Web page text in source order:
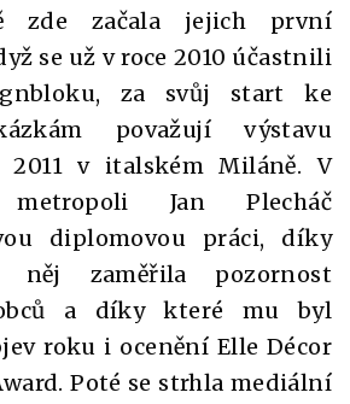
zde začala jejich první
se už v roce 2010 účastnili
za svůj start ke
považují výstavu
2011 v italském Miláně. V
metropoli Jan Plecháč
diplomovou práci, díky
zaměřila pozornost
a díky které mu byl
roku i ocenění Elle Décor
Poté se strhla mediální